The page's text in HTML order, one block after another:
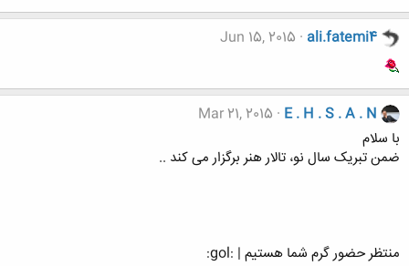
ali.fatemi4
Jun 15, 2015
E . H . S . A . N
Mar 21, 2015
با سلام
ضمن تبریک سال نو، تالار هنر برگزار می کند ..
منتظر حضور گرم شما هستیم | :gol: